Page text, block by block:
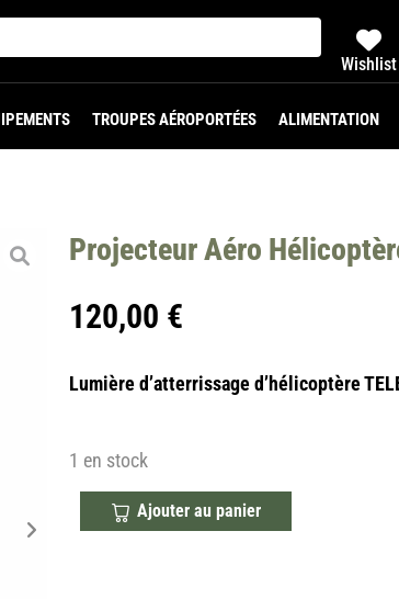
Wishlist
TROUPES AÉROPORTÉES ALIMENTATION
Projecteur Aéro
120,00 €
Lumière d’atterrissage d’hélicoptère
1 en stock
Ajouter au panier